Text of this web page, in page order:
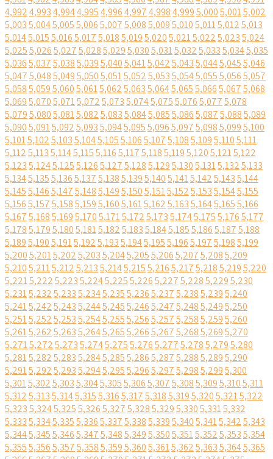
4,9924,9934,9944,9954,9964,9974,9984,9995,0005,0015,002
5,0035,0045,0055,0065,0075,0085,0095,0105,0115,0125,013
5,0145,0155,0165,0175,0185,0195,0205,0215,0225,0235,024
5,0255,0265,0275,0285,0295,0305,0315,0325,0335,0345,035
5,0365,0375,0385,0395,0405,0415,0425,0435,0445,0455,046
5,0475,0485,0495,0505,0515,0525,0535,0545,0555,0565,057
5,0585,0595,0605,0615,0625,0635,0645,0655,0665,0675,068
5,0695,0705,0715,0725,0735,0745,0755,0765,0775,078
5,0795,0805,0815,0825,0835,0845,0855,0865,0875,0885,089
5,0905,0915,0925,0935,0945,0955,0965,0975,0985,0995,100
5,1015,1025,1035,1045,1055,1065,1075,1085,1095,1105,111
5,1125,1135,1145,1155,1165,1175,1185,1195,1205,1215,122
5,1235,1245,1255,1265,1275,1285,1295,1305,1315,1325,133
5,1345,1355,1365,1375,1385,1395,1405,1415,1425,1435,144
5,1455,1465,1475,1485,1495,1505,1515,1525,1535,1545,155
5,1565,1575,1585,1595,1605,1615,1625,1635,1645,1655,166
5,1675,1685,1695,1705,1715,1725,1735,1745,1755,1765,177
5,1785,1795,1805,1815,1825,1835,1845,1855,1865,1875,188
5,1895,1905,1915,1925,1935,1945,1955,1965,1975,1985,199
5,2005,2015,2025,2035,2045,2055,2065,2075,2085,209
5,2105,2115,2125,2135,2145,2155,2165,2175,2185,2195,220
5,2215,2225,2235,2245,2255,2265,2275,2285,2295,230
5,2315,2325,2335,2345,2355,2365,2375,2385,2395,240
5,2415,2425,2435,2445,2455,2465,2475,2485,2495,250
5,2515,2525,2535,2545,2555,2565,2575,2585,2595,260
5,2615,2625,2635,2645,2655,2665,2675,2685,2695,270
5,2715,2725,2735,2745,2755,2765,2775,2785,2795,280
5,2815,2825,2835,2845,2855,2865,2875,2885,2895,290
5,2915,2925,2935,2945,2955,2965,2975,2985,2995,300
5,3015,3025,3035,3045,3055,3065,3075,3085,3095,3105,311
5,3125,3135,3145,3155,3165,3175,3185,3195,3205,3215,322
5,3235,3245,3255,3265,3275,3285,3295,3305,3315,332
5,3335,3345,3355,3365,3375,3385,3395,3405,3415,3425,343
5,3445,3455,3465,3475,3485,3495,3505,3515,3525,3535,354
5,3555,3565,3575,3585,3595,3605,3615,3625,3635,3645,365